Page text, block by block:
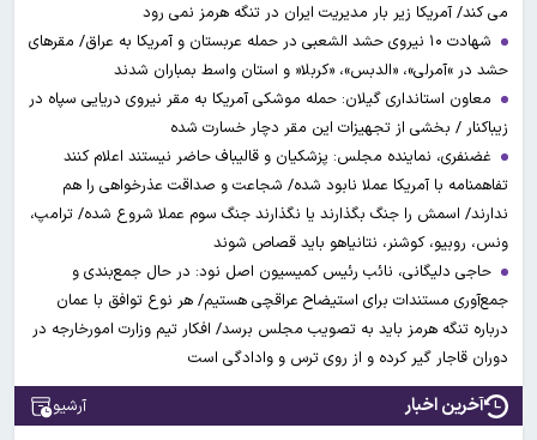
می کند/ آمریکا زیر بار مدیریت ایران در تنگه هرمز نمی رود
شهادت ۱۰ نیروی حشد الشعبی در حمله عربستان و آمریکا به عراق/ مقرهای
حشد در »آمرلی»، «الدبس»، «کربلا« و استان واسط بمباران شدند
معاون استانداری گیلان: حمله موشکی آمریکا به مقر نیروی دریایی سپاه در
زیباکنار / بخشی از تجهیزات این مقر دچار خسارت شده
غضنفری، نماینده مجلس: پزشکیان و قالیباف حاضر نیستند اعلام کنند
تفاهمنامه با آمریکا عملا نابود شده/ شجاعت و صداقت عذرخواهی را هم
ندارند/ اسمش را جنگ بگذارند یا نگذارند جنگ سوم عملا شروع شده/ ترامپ،
ونس، روبیو، کوشنر، نتانیاهو باید قصاص شوند
حاجی دلیگانی، نائب رئیس کمیسیون اصل نود: در حال جمع‌بندی و
جمع‌آوری مستندات برای استیضاح عراقچی هستیم/ هر نوع توافق با عمان
درباره تنگه هرمز باید به تصویب مجلس برسد/ افکار تیم وزارت امورخارجه در
دوران قاجار گیر کرده و از روی ترس و وادادگی است
آخرین اخبار آرشیو